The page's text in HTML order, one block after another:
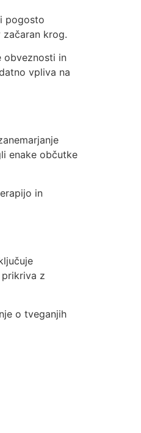
pogosto
krog.
obveznosti in
vpliva na
enake občutke
in
z
o tveganjih